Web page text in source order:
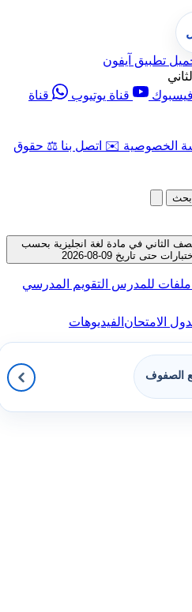
تطبيق آيفون
قناة يوتيوب
قناة
الخصوصية ✉️ اتصل بنا ⚖️ حقوق
بحث
الثاني في مادة لغة انجليزية بحسب
حتى تاريخ 09-08-2026
ملفات للمدرس التقويم المدرسي
الامتحانالفيديوهات
الصفوف